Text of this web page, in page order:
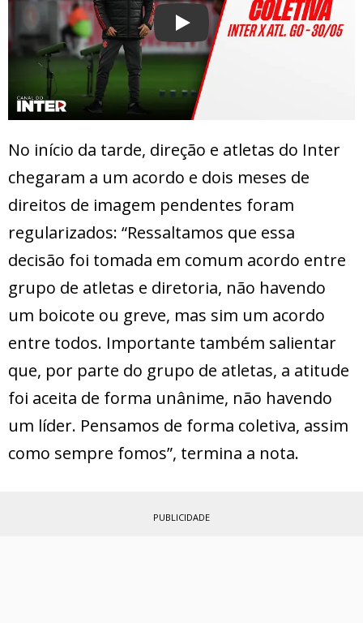
Play
No início da tarde, direção e atletas do Inter
chegaram a um acordo e dois meses de
direitos de imagem pendentes foram
regularizados: “Ressaltamos que essa
decisão foi tomada em comum acordo entre
grupo de atletas e diretoria, não havendo
um boicote ou greve, mas sim um acordo
entre todos. Importante também salientar
que, por parte do grupo de atletas, a atitude
foi aceita de forma unânime, não havendo
um líder. Pensamos de forma coletiva, assim
como sempre fomos”, termina a nota.
PUBLICIDADE